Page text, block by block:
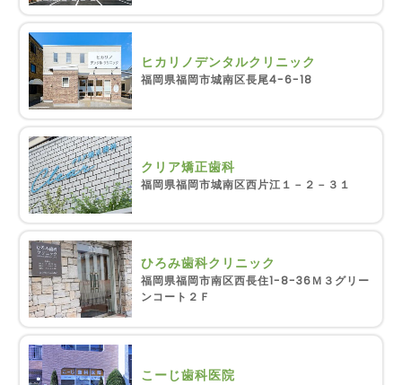
ヒカリノデンタルクリニック
福岡県福岡市城南区長尾4-6-18
クリア矯正歯科
福岡県福岡市城南区西片江１－２－３１
ひろみ歯科クリニック
福岡県福岡市南区西長住1-8-36Ｍ３グリー
ンコート２Ｆ
こーじ歯科医院